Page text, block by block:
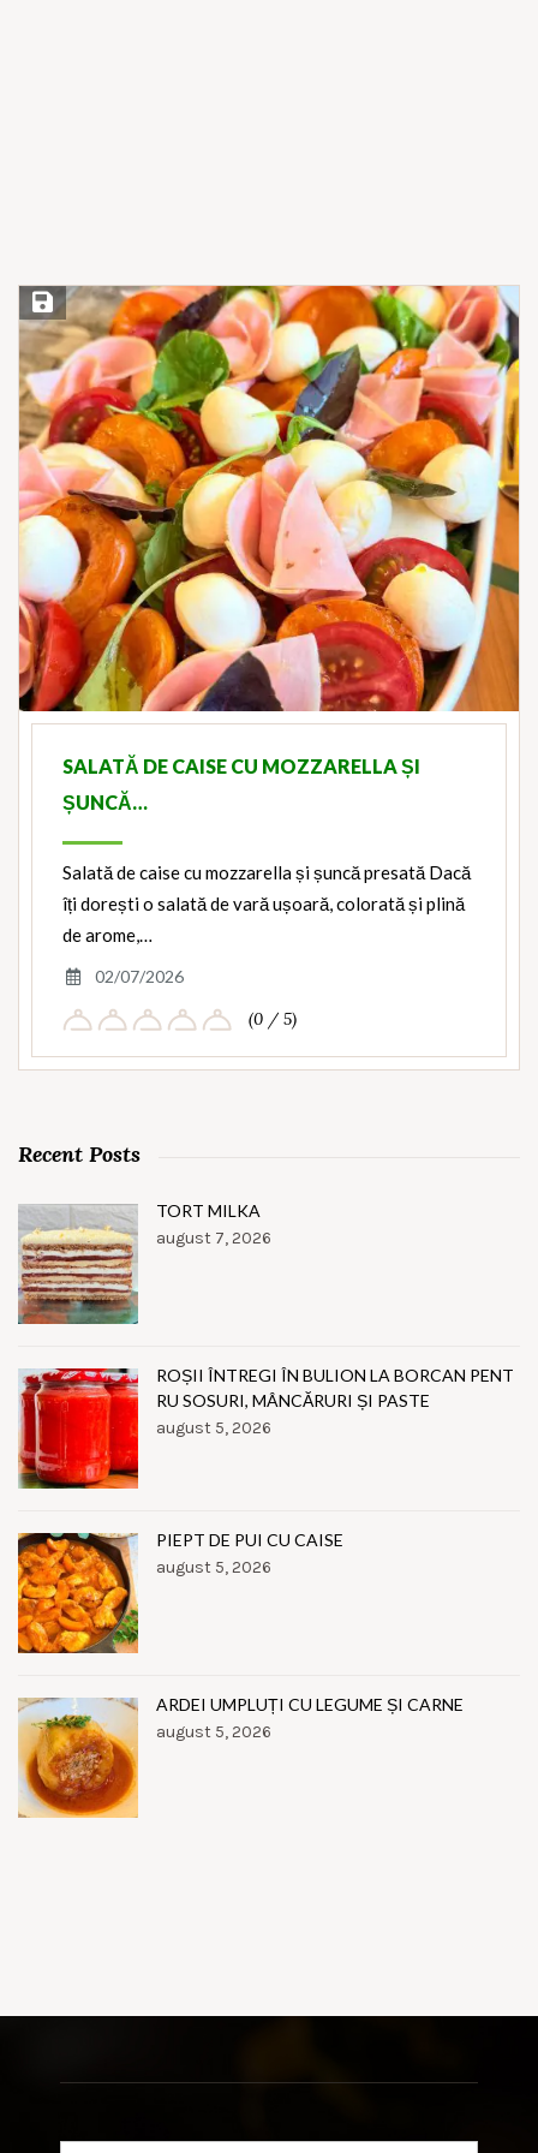
Save Recipe
SALATĂ DE CAISE CU MOZZARELLA ȘI
ȘUNCĂ…
Salată de caise cu mozzarella și șuncă presată Dacă
îți dorești o salată de vară ușoară, colorată și plină
de arome,…
02/07/2026
(0 / 5)
Recent Posts
TORT MILKA
august 7, 2026
ROȘII ÎNTREGI ÎN BULION LA BORCAN PENT
RU SOSURI, MÂNCĂRURI ȘI PASTE
august 5, 2026
PIEPT DE PUI CU CAISE
august 5, 2026
ARDEI UMPLUȚI CU LEGUME ȘI CARNE
august 5, 2026
Search